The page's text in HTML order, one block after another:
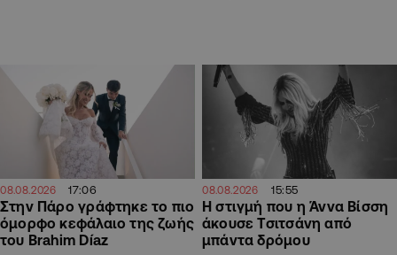
08.08.2026 17:06
Στην Πάρο γράφτηκε το πιο
όμορφο κεφάλαιο της ζωής
του Brahim Díaz
08.08.2026 15:55
H στιγμή που η Άννα Βίσση
άκουσε Τσιτσάνη από
μπάντα δρόμου